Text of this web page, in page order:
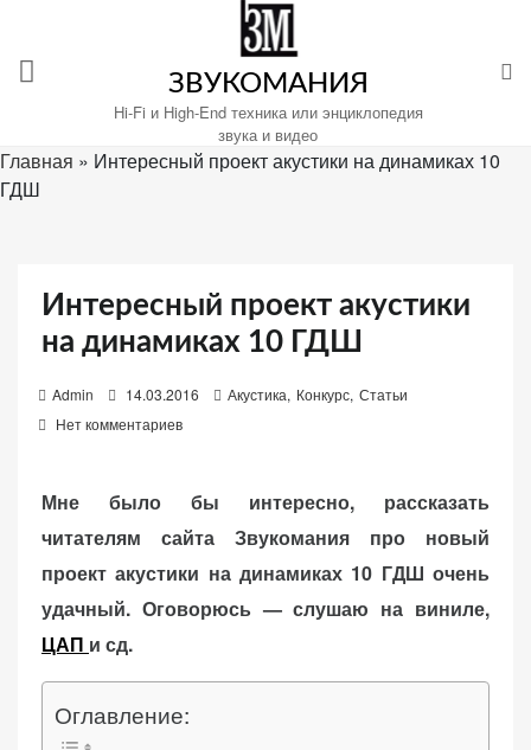
содержимому
ЗВУКОМАНИЯ
Hi-Fi и High-End техника или энциклопедия
звука и видео
Главная » Интересный проект акустики на динамиках 10
ГДШ
Интересный проект акустики
на динамиках 10 ГДШ
Admin
o
e
d
14.03.2016 Акустика, Конкурс, Статьи
Нет комментариев
Мне было бы интересно, рассказать
читателям сайта Звукомания про новый
проект акустики на динамиках 10 ГДШ очень
удачный. Оговорюсь — слушаю на виниле,
ЦАП и сд.
Оглавление:
Настройте
Звукомания.